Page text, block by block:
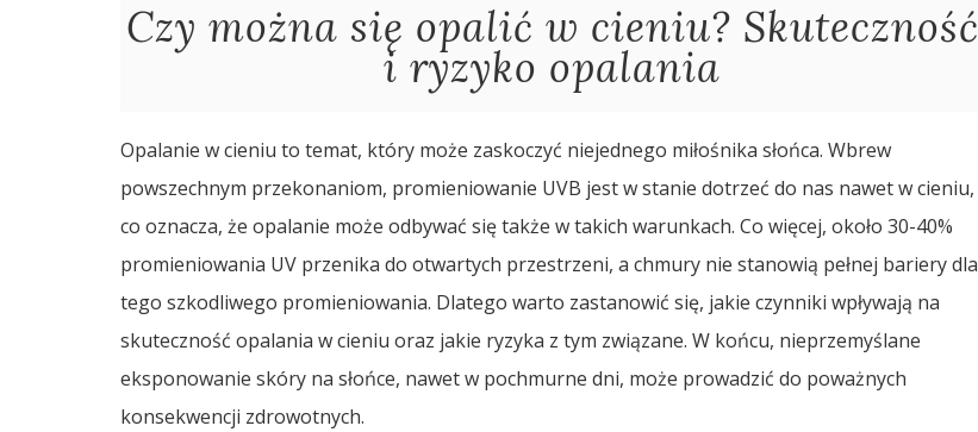
Czy można się opalić w cieniu? Skuteczność
i ryzyko opalania
Opalanie w cieniu to temat, który może zaskoczyć niejednego miłośnika słońca. Wbrew
powszechnym przekonaniom, promieniowanie UVB jest w stanie dotrzeć do nas nawet w cieniu,
co oznacza, że opalanie może odbywać się także w takich warunkach. Co więcej, około 30-40%
promieniowania UV przenika do otwartych przestrzeni, a chmury nie stanowią pełnej bariery dla
tego szkodliwego promieniowania. Dlatego warto zastanowić się, jakie czynniki wpływają na
skuteczność opalania w cieniu oraz jakie ryzyka z tym związane. W końcu, nieprzemyślane
eksponowanie skóry na słońce, nawet w pochmurne dni, może prowadzić do poważnych
konsekwencji zdrowotnych.